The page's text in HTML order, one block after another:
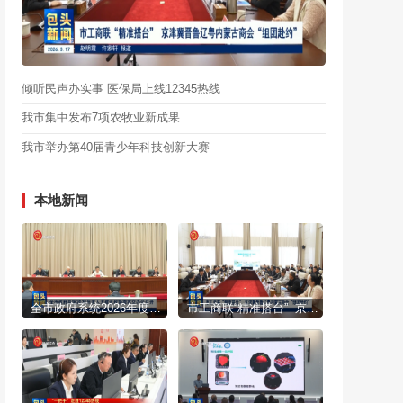
倾听民声办实事 医保局上线12345热线
我市集中发布7项农牧业新成果
我市举办第40届青少年科技创新大赛
本地新闻
全市政府系统2026年度人大建议政协提案交办会召开 市工商联“精准搭台” 京津冀晋鲁辽粤内蒙古商会“组团赴约